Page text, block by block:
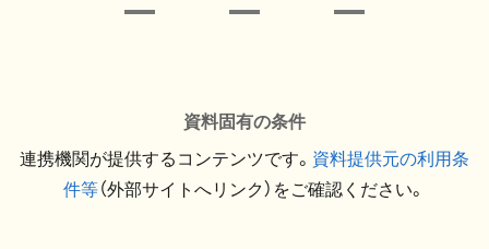
資料固有の条件
連携機関が提供するコンテンツです。 資料提供元の利用条
件等（外部サイトへリンク）をご確認ください。